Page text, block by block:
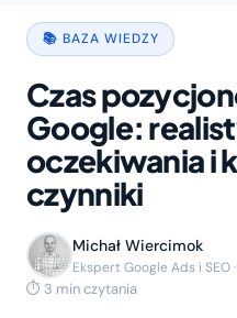
📚 BAZA WIEDZY
Czas
Google:
oczekiwania i
czynniki
Michał Wiercimok
Ekspert Google Ads i SEO
⏱ 3 min czytania